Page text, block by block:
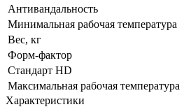
Антивандальность
Минимальная рабочая температура
Вес, кг
Форм-фактор
Стандарт HD
Максимальная рабочая температура
Характеристики